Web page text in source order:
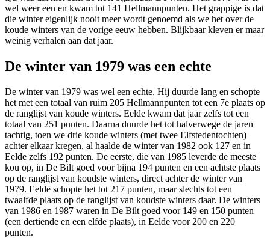
wel weer een en kwam tot 141 Hellmannpunten. Het grappige is dat
die winter eigenlijk nooit meer wordt genoemd als we het over de
koude winters van de vorige eeuw hebben. Blijkbaar kleven er maar
weinig verhalen aan dat jaar.
De winter van 1979 was een echte
De winter van 1979 was wel een echte. Hij duurde lang en schopte
het met een totaal van ruim 205 Hellmannpunten tot een 7e plaats op
de ranglijst van koude winters. Eelde kwam dat jaar zelfs tot een
totaal van 251 punten. Daarna duurde het tot halverwege de jaren
tachtig, toen we drie koude winters (met twee Elfstedentochten)
achter elkaar kregen, al haalde de winter van 1982 ook 127 en in
Eelde zelfs 192 punten. De eerste, die van 1985 leverde de meeste
kou op, in De Bilt goed voor bijna 194 punten en een achtste plaats
op de ranglijst van koudste winters, direct achter de winter van
1979. Eelde schopte het tot 217 punten, maar slechts tot een
twaalfde plaats op de ranglijst van koudste winters daar. De winters
van 1986 en 1987 waren in De Bilt goed voor 149 en 150 punten
(een dertiende en een elfde plaats), in Eelde voor 200 en 220
punten.